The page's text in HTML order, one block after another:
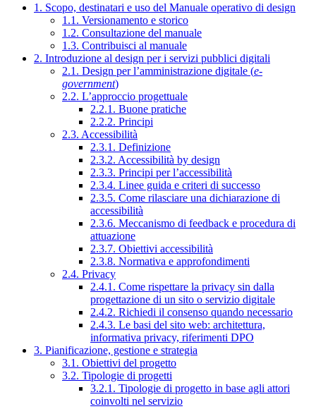
1. Scopo, destinatari e uso del Manuale operativo di design
1.1. Versionamento e storico
1.2. Consultazione del manuale
1.3. Contribuisci al manuale
2. Introduzione al design per i servizi pubblici digitali
2.1. Design per l’amministrazione digitale (e-
government)
2.2. L’approccio progettuale
2.2.1. Buone pratiche
2.2.2. Principi
2.3. Accessibilità
2.3.1. Definizione
2.3.2. Accessibilità by design
2.3.3. Principi per l’accessibilità
2.3.4. Linee guida e criteri di successo
2.3.5. Come rilasciare una dichiarazione di
accessibilità
2.3.6. Meccanismo di feedback e procedura di
attuazione
2.3.7. Obiettivi accessibilità
2.3.8. Normativa e approfondimenti
2.4. Privacy
2.4.1. Come rispettare la privacy sin dalla
progettazione di un sito o servizio digitale
2.4.2. Richiedi il consenso quando necessario
2.4.3. Le basi del sito web: architettura,
informativa privacy, riferimenti DPO
3. Pianificazione, gestione e strategia
3.1. Obiettivi del progetto
3.2. Tipologie di progetti
3.2.1. Tipologie di progetto in base agli attori
coinvolti nel servizio